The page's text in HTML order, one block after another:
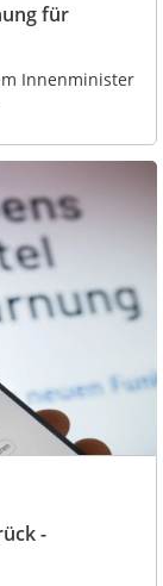
für
Innenminister
-